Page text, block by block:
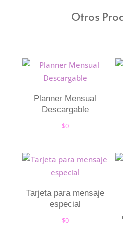
Otros
Planner Mensual
Descargable
$0
Tarjeta para mensaje
especial
$0